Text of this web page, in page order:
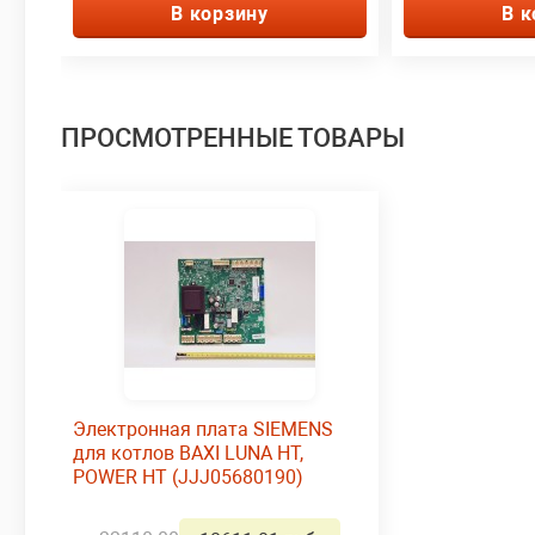
В корзину В
ПРОСМОТРЕННЫЕ ТОВАРЫ
Электронная плата SIEMENS
для котлов BAXI LUNA HT,
POWER HT (JJJ05680190)